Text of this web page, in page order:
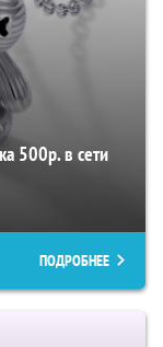
500р. в сети
ПОДРОБНЕЕ